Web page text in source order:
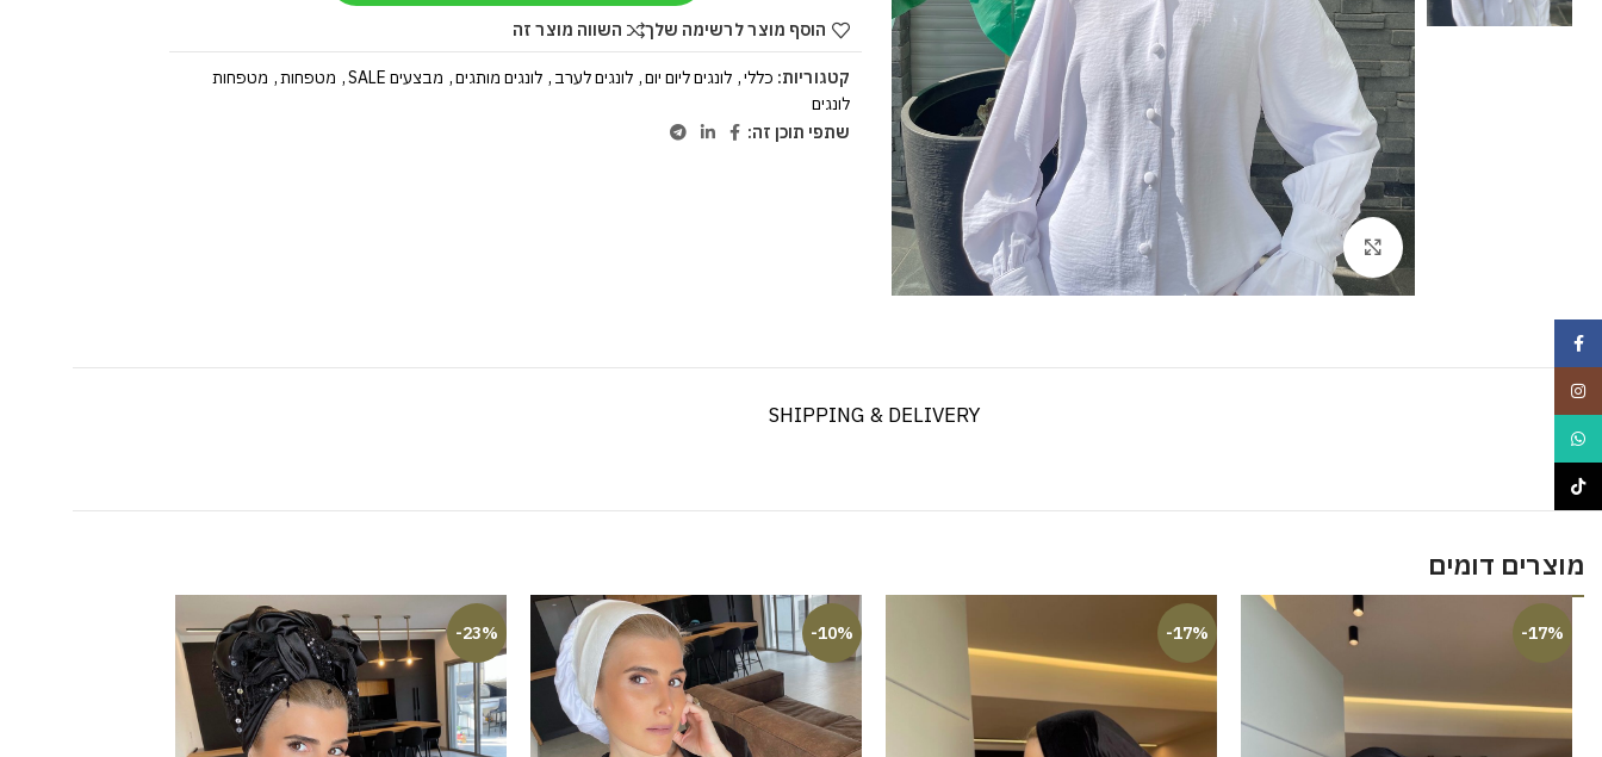
Click to enlarge
הוסף מוצר לרשימה שלך השווה מוצר זה
קטגוריות: כללי, לונגים ליום יום, לונגים לערב , לונגים מותגים, מבצעים SALE , מטפחות, מטפחות
לונגים
שתפי תוכן זה:
SHIPPING & DELIVERY
מוצרים דומים
-17%
-17%
-10%
-23%